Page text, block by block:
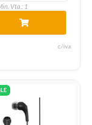
Vta.: 1
c/iva